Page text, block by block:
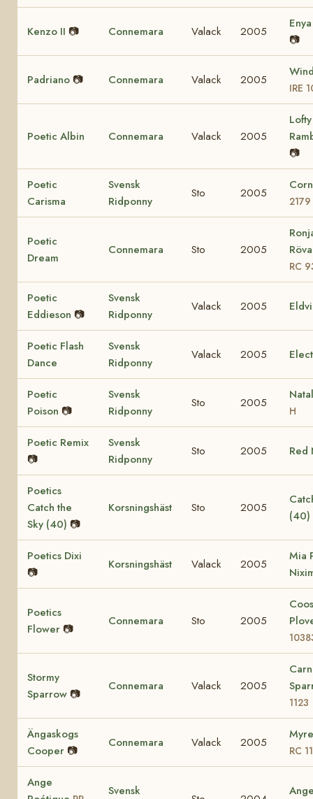
Kenzo II 📷 Connemara Valack 2005
📷
Padriano 📷 Connemara Valack 2005
IRE
Poetic Albin Connemara Valack 2005
📷
Poetic
Carisma
Svensk
Ridponny
Sto 2005
2179
Poetic
Dream
Connemara Sto 2005
RC
Poetic
Eddieson 📷
Svensk
Ridponny
Valack 2005
Poetic Flash
Dance
Svensk
Ridponny
Valack 2005
Poetic
Poison 📷
Svensk
Ridponny
Sto 2005
H
Poetic Remix
📷
Svensk
Ridponny
Sto 2005 Red
Poetics
Catch the
Sky (40) 📷
Korsningshäst Sto 2005
(40)
Poetics Dixi
📷
Korsningshäst Valack 2005
Mia
Poetics
Flower 📷
Connemara Sto 2005
Stormy
Sparrow 📷
Connemara Valack 2005
1123
Ängaskogs
Cooper 📷
Connemara Valack 2005
RC
Ange
Svensk